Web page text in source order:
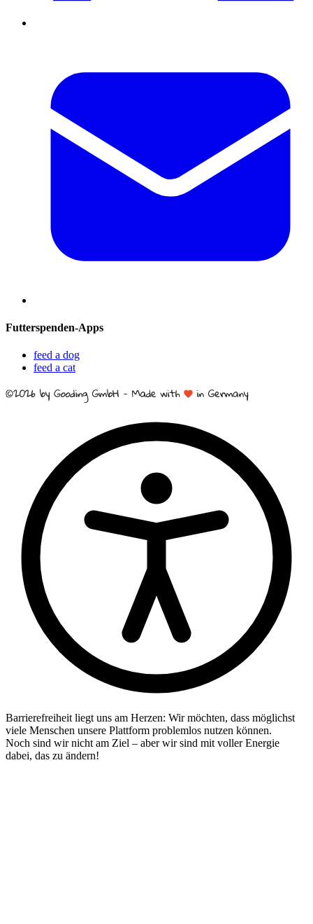
Futterspenden-Apps
feed a dog
feed a cat
Barrierefreiheit liegt uns am Herzen: Wir möchten, dass möglichst
viele Menschen unsere Plattform problemlos nutzen können.
Noch sind wir nicht am Ziel – aber wir sind mit voller Energie
dabei, das zu ändern!